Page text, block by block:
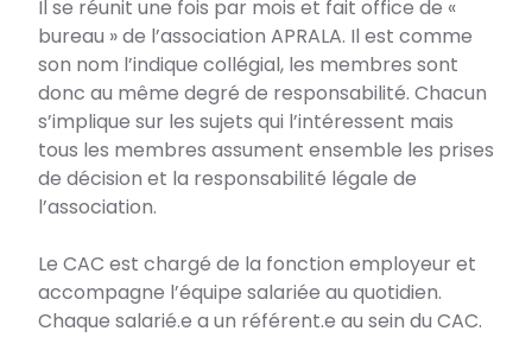
Il se réunit une fois par mois et fait office de «
bureau » de l’association APRALA. Il est comme
son nom l’indique collégial, les membres sont
donc au même degré de responsabilité. Chacun
s’implique sur les sujets qui l’intéressent mais
tous les membres assument ensemble les prises
de décision et la responsabilité légale de
l’association.
Le CAC est chargé de la fonction employeur et
accompagne l’équipe salariée au quotidien.
Chaque salarié.e a un référent.e au sein du CAC.